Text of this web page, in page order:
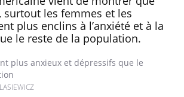
surtout les femmes et les
plus enclins à l’anxiété et à la
le reste de la population.